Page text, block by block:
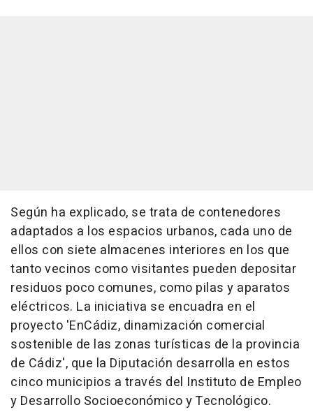
Según ha explicado, se trata de contenedores
adaptados a los espacios urbanos, cada uno de
ellos con siete almacenes interiores en los que
tanto vecinos como visitantes pueden depositar
residuos poco comunes, como pilas y aparatos
eléctricos. La iniciativa se encuadra en el
proyecto 'EnCádiz, dinamización comercial
sostenible de las zonas turísticas de la provincia
de Cádiz', que la Diputación desarrolla en estos
cinco municipios a través del Instituto de Empleo
y Desarrollo Socioeconómico y Tecnológico.